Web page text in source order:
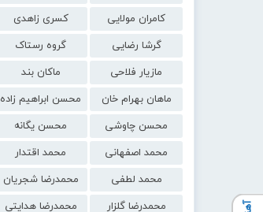
کامران مولایی
کسری زاهدی
گرشا رضایی
گروه رستاک
مازیار فلاحی
ماکان بند
ماهان بهرام خان
محسن ابراهیم زاده
محسن چاوشی
محسن یگانه
محمد اصفهانی
محمد اقتدار
محمد لطفی
محمدرضا شجریان
محمدرضا گلزار
محمدرضا هدایتی